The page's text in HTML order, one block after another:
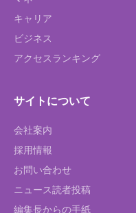
キャリア
ビジネス
アクセスランキング
サイトについて
会社案内
採用情報
お問い合わせ
ニュース読者投稿
編集長からの手紙